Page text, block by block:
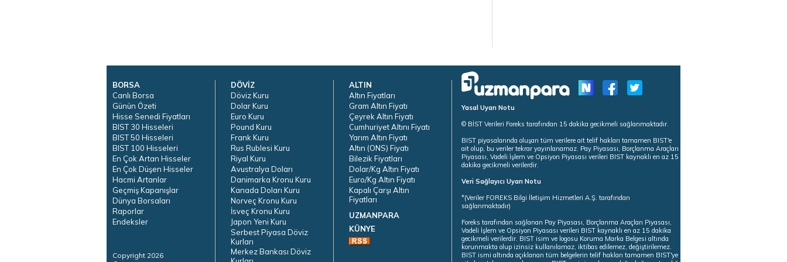
BORSA
Canlı Borsa
Günün Özeti
Hisse Senedi Fiyatları
BIST 30 Hisseleri
BIST 50 Hisseleri
BIST 100 Hisseleri
En Çok Artan Hisseler
En Çok Düşen Hisseler
Hacmi Artanlar
Geçmiş Kapanışlar
Dünya Borsaları
Raporlar
Endeksler
Copyright 2026
DÖVİZ
Döviz Kuru
Dolar Kuru
Euro Kuru
Pound Kuru
Frank Kuru
Rus Rublesi Kuru
Riyal Kuru
Avustralya Doları
Danimarka Kronu Kuru
Kanada Doları Kuru
Norveç Kronu Kuru
İsveç Kronu Kuru
Japon Yeni Kuru
Serbest Piyasa Döviz
Kurları
Merkez Bankası Döviz
ALTIN
Altın Fiyatları
Gram Altın Fiyatı
Çeyrek Altın Fiyatı
Cumhuriyet Altını Fiyatı
Yarım Altın Fiyatı
Altın (ONS) Fiyatı
Bilezik Fiyatları
Dolar/Kg Altın Fiyatı
Euro/Kg Altın Fiyatı
Kapalı Çarşı Altın
Fiyatları
UZMANPARA
KÜNYE
Yasal Uyarı Notu
© BİST Verileri Foreks tarafından 15 dakika gecikmeli sağlanmaktadır.
BIST piyasalarında oluşan tüm verilere ait telif hakları tamamen BIST'e
ait olup, bu veriler tekrar yayınlanamaz. Pay Piyasası, Borçlanma Araçları
Piyasası, Vadeli İşlem ve Opsiyon Piyasası verileri BIST kaynaklı en az 15
dakika gecikmeli verilerdir.
Veri Sağlayıcı Uyarı Notu
*(Veriler FOREKS Bilgi İletişim Hizmetleri A.Ş. tarafından
sağlanmaktadır)
Foreks tarafından sağlanan Pay Piyasası, Borçlanma Araçları Piyasası,
Vadeli İşlem ve Opsiyon Piyasası verileri BIST kaynaklı en az 15 dakika
gecikmeli verilerdir. BIST isim ve logosu Koruma Marka Belgesi altında
korunmakta olup izinsiz kullanılamaz, iktibas edilemez, değiştirilemez.
BIST ismi altında açıklanan tüm belgelerin telif hakları tamamen BIST'ye